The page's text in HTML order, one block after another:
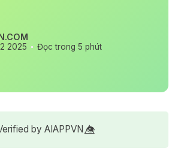
2025 Đọc trong 5 phút
by AIAPPVN 👁️⃤